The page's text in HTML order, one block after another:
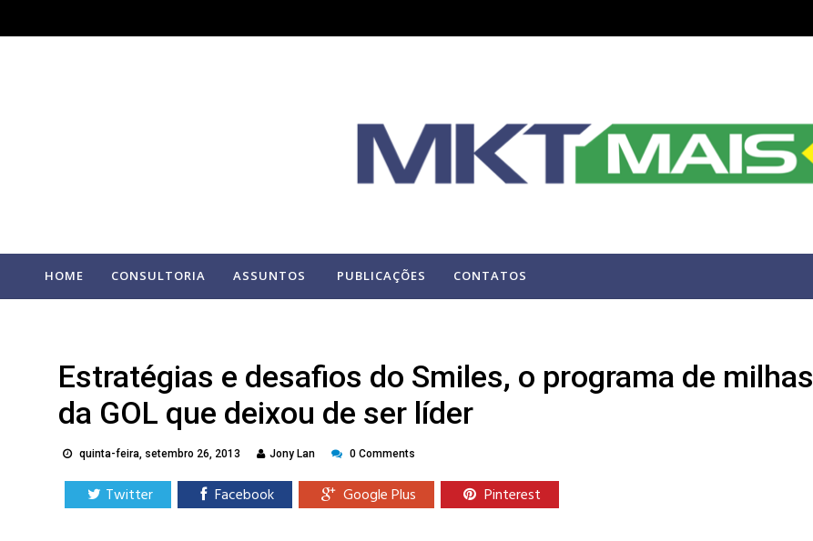
HOME CONSULTORIA ASSUNTOS PUBLICAÇÕES CONTATOS
Estratégias e desafios do Smiles, o programa de milhas
da GOL que deixou de ser líder
quinta-feira, setembro 26, 2013 Jony Lan 0 Comments
Twitter Facebook Google Plus Pinterest